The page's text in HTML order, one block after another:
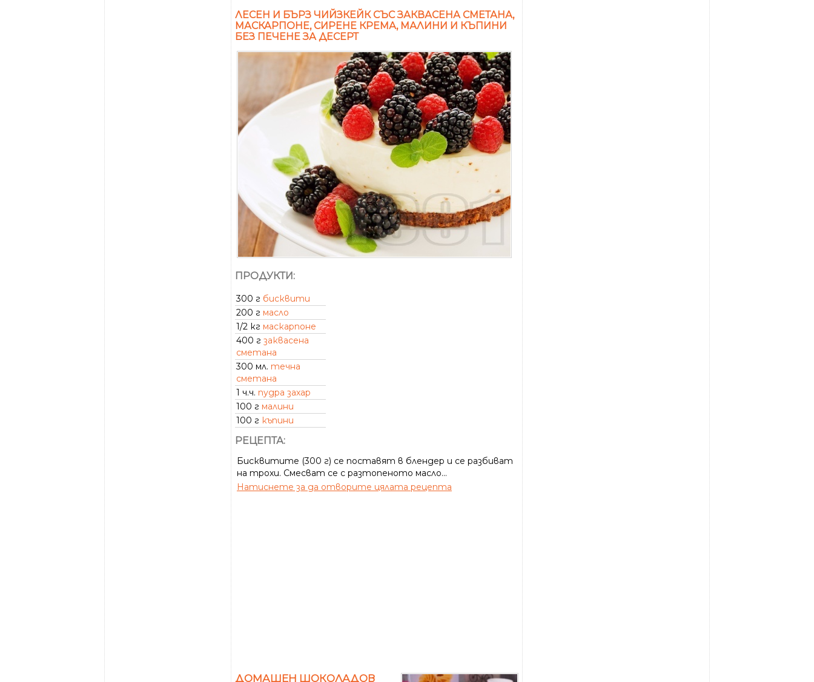
ЛЕСЕН И БЪРЗ ЧИЙЗКЕЙК СЪС ЗАКВАСЕНА СМЕТАНА,
МАСКАРПОНЕ, СИРЕНЕ КРЕМА, МАЛИНИ И КЪПИНИ
БЕЗ ПЕЧЕНЕ ЗА ДЕСЕРТ
ПРОДУКТИ:
300 г бисквити
200 г масло
1/2 кг маскарпоне
400 г заквасена
сметана
300 мл. течна
сметана
1 ч.ч. пудра захар
100 г малини
100 г къпини
РЕЦЕПТА:
Бисквитите (300 г) се поставят в блендер и се разбиват
на трохи. Смесват се с разтопеното масло...
Натиснете за да отворите цялата рецепта
ДОМАШЕН ШОКОЛАДОВ